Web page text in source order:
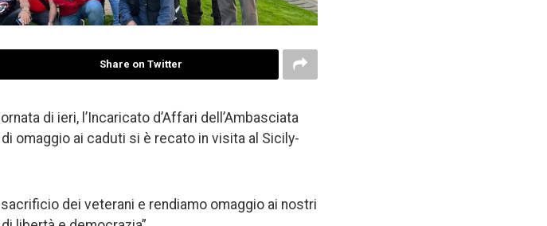
Share on Twitter
di ieri, l’Incaricato d’Affari dell’Ambasciata
omaggio ai caduti si è recato in visita al Sicily-
dei veterani e rendiamo omaggio ai nostri